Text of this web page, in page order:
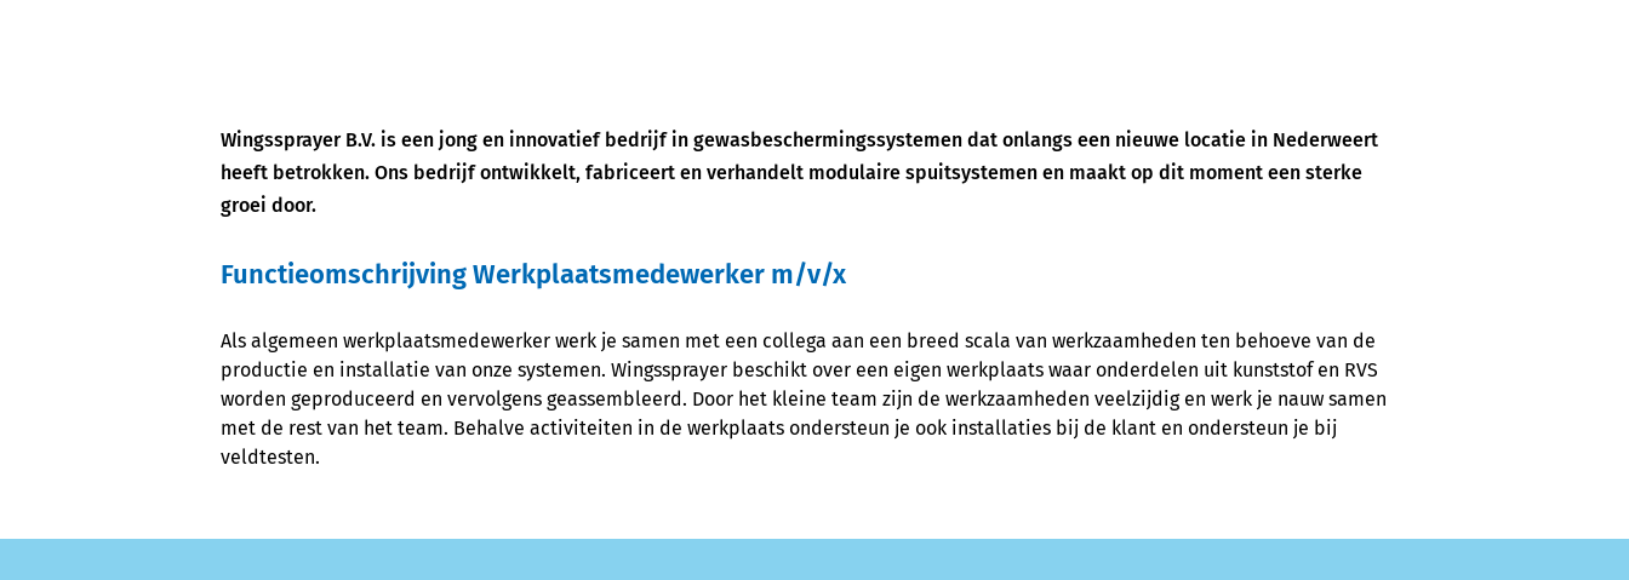
Wingssprayer B.V. is een jong en innovatief bedrijf in gewasbeschermingssystemen dat onlangs een nieuwe locatie in Nederweert
heeft betrokken. Ons bedrijf ontwikkelt, fabriceert en verhandelt modulaire spuitsystemen en maakt op dit moment een sterke
groei door.
Functieomschrijving Werkplaatsmedewerker m/v/x
Als algemeen werkplaatsmedewerker werk je samen met een collega aan een breed scala van werkzaamheden ten behoeve van de
productie en installatie van onze systemen. Wingssprayer beschikt over een eigen werkplaats waar onderdelen uit kunststof en RVS
worden geproduceerd en vervolgens geassembleerd. Door het kleine team zijn de werkzaamheden veelzijdig en werk je nauw samen
met de rest van het team. Behalve activiteiten in de werkplaats ondersteun je ook installaties bij de klant en ondersteun je bij
veldtesten.